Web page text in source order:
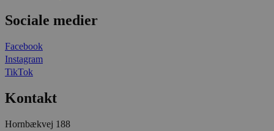
Sociale medier
Facebook
Instagram
TikTok
Kontakt
Hornbækvej 188